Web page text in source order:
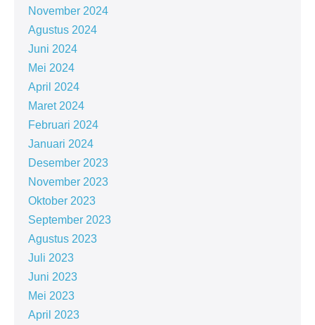
November 2024
Agustus 2024
Juni 2024
Mei 2024
April 2024
Maret 2024
Februari 2024
Januari 2024
Desember 2023
November 2023
Oktober 2023
September 2023
Agustus 2023
Juli 2023
Juni 2023
Mei 2023
April 2023